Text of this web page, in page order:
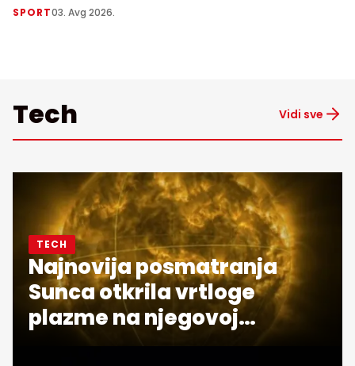
SPORT03. Avg 2026.
Tech Vidi sve
TECH
Najnovija posmatranja
Sunca otkrila vrtloge
plazme na njegovoj
površini